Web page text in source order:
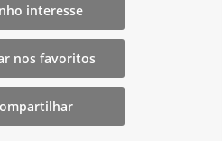
interesse
nos favoritos